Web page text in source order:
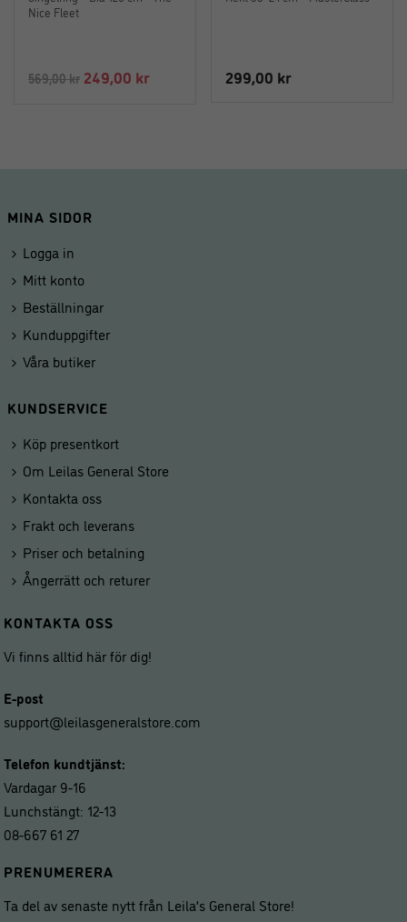
Nice Fleet
569,00kr Det
249,00 krDet
299,00 kr
MINA SIDOR
Logga in
Mitt konto
Beställningar
Kunduppgifter
Våra butiker
KUNDSERVICE
Köp presentkort
Om Leilas General Store
Kontakta oss
Frakt och leverans
Priser och betalning
Ångerrätt och returer
KONTAKTA OSS
Vi finns alltid här för dig!
E-post
support@leilasgeneralstore.com
Telefon kundtjänst:
Vardagar 9-16
Lunchstängt: 12-13
08-667 61 27
PRENUMERERA
Ta del av senaste nytt från Leila’s General Store!